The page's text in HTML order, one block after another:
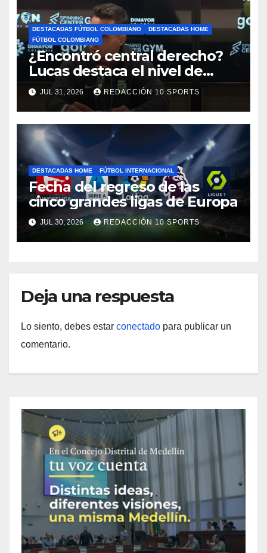
DESTACADAS FÚTBOL COLOMBIANO
DESTACADAS HOME
FÚTBOL COLOMBIANO
¿Encontró central derecho?
Lucas destaca el nivel de
Néider Parra
JUL 31, 2026 REDACCIÓN 10 SPORTS
DESTACADAS HOME FÚTBOL INTERNACIONAL
Fecha del regreso de las
cinco grandes ligas de Europa
JUL 30, 2026 REDACCIÓN 10 SPORTS
Deja una respuesta
Lo siento, debes estar conectado para publicar un
comentario.